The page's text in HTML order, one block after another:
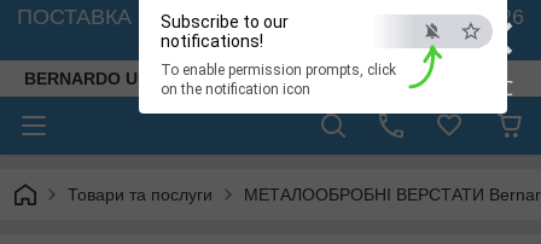
×
ESC
Subscribe to our
notifications!
To enable permission prompts, click
on the notification icon
ПОСТАВКА ВЕРСТАТІВ З АВСТРІЇ - 🚛 26.08. 2026
🚛
BERNARDO UKRAINE
Товари та послуги МЕТАЛООБРОБНІ ВЕРСТАТИ